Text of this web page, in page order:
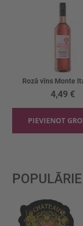
4,49 €
PIEVIENOT